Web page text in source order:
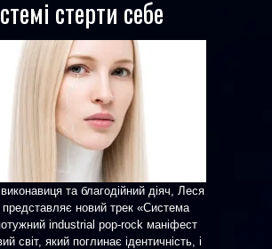
стерти себе
та благодійний діяч, Леся
представляє новий трек «Система
industrial pop-rock маніфест
світ, який поглинає ідентичність, і